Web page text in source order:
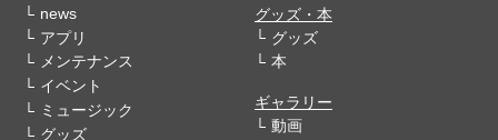
news
アプリ
メンテナンス
イベント
ミュージック
グッズ
グッズ・本
グッズ
本
ギャラリー
動画